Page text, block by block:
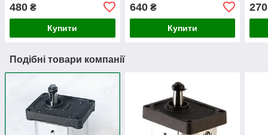
480 ₴
Купити
640₴
Купити
270
Подібні товари компанії